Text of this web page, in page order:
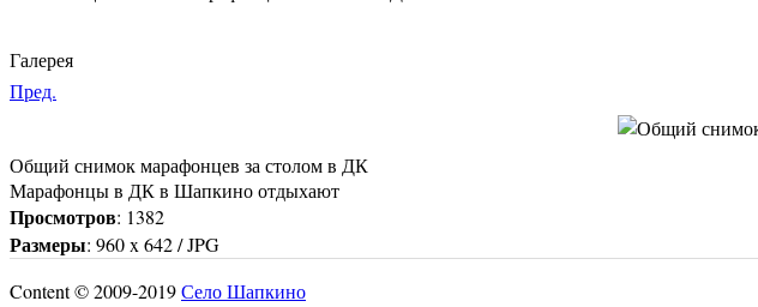
Галерея
Пред.
Общий снимок марафонцев за столом в ДК
Марафонцы в ДК в Шапкино отдыхают
Просмотров: 1382
Размеры: 960 x 642 / JPG
Content © 2009-2019Село Шапкино